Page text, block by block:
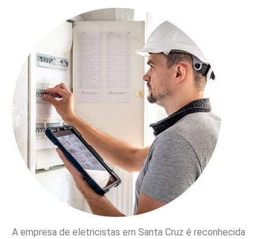
A empresa de eletricistas em Santa Cruz é reconhecida